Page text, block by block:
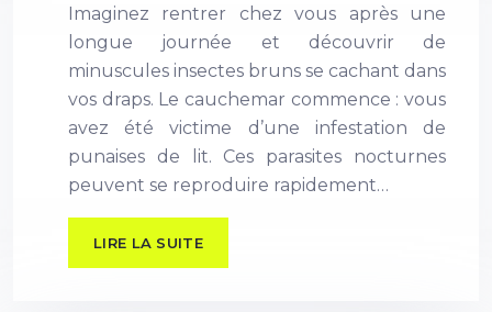
Imaginez rentrer chez vous après une
longue journée et découvrir de
minuscules insectes bruns se cachant dans
vos draps. Le cauchemar commence : vous
avez été victime d’une infestation de
punaises de lit. Ces parasites nocturnes
peuvent se reproduire rapidement…
LIRE LA SUITE